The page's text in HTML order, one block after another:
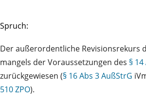
Spruch:
Der außerordentliche Revisionsrekurs
mangels der Voraussetzungen des §
zurückgewiesen (§ 16 Abs 3 AußStrG
510 ZPO).